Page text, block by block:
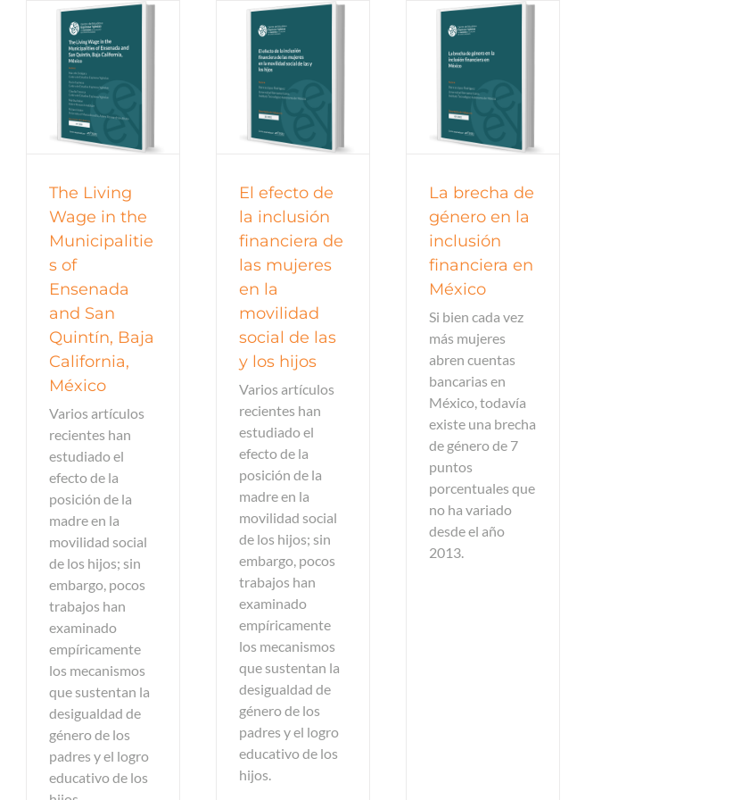
The Living
Wage in the
Municipalitie
s of
Ensenada
and San
Quintín, Baja
California,
México
Varios artículos
recientes han
estudiado el
efecto de la
posición de la
madre en la
movilidad social
de los hijos; sin
embargo, pocos
trabajos han
examinado
empíricamente
los mecanismos
que sustentan la
desigualdad de
género de los
padres y el logro
educativo de los
Documentos de trabajo
Documentos de trabajo
El efecto de
la inclusión
financiera de
las mujeres
en la
movilidad
social de las
y los hijos
Varios artículos
recientes han
estudiado el
efecto de la
posición de la
madre en la
movilidad social
de los hijos; sin
embargo, pocos
trabajos han
examinado
empíricamente
los mecanismos
que sustentan la
desigualdad de
género de los
padres y el logro
educativo de los
hijos.
Documentos de trabajo
La brecha de
género en la
inclusión
financiera en
México
Si bien cada vez
más mujeres
abren cuentas
bancarias en
México, todavía
existe una brecha
de género de 7
puntos
porcentuales que
no ha variado
desde el año
2013.